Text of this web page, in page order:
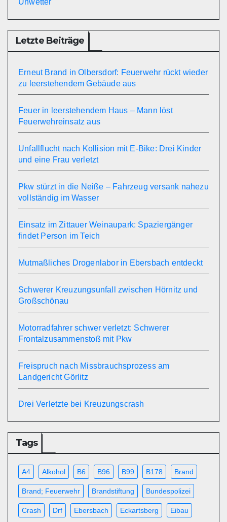
Unwetter
Letzte Beiträge
Erneut Brand in Olbersdorf: Feuerwehr rückt wieder
zu leerstehendem Gebäude aus
Feuer in leerstehendem Haus – Mann löst
Feuerwehreinsatz aus
Unfallflucht nach Kollision mit E-Bike: Drei Kinder
und eine Frau verletzt
Pkw stürzt in die Neiße – Fahrzeug versank nahezu
vollständig im Wasser
Einsatz im Zittauer Weinaupark: Spaziergänger
findet Person im Teich
Mutmaßliches Drogenlabor in Ebersbach entdeckt
Schwerer Kreuzungsunfall zwischen Hörnitz und
Großschönau
Motorradfahrer schwer verletzt: Schwerer
Frontalzusammenstoß mit Pkw
Freispruch nach Missbrauchsprozess am
Landgericht Görlitz
Drei Verletzte bei Kreuzungscrash
Tags
A4 Alkohol B6 B96 B99 B178 Brand
Brand; Feuerwehr Brandstiftung Bundespolizei
Crash Drf Ebersbach Eckartsberg Eibau